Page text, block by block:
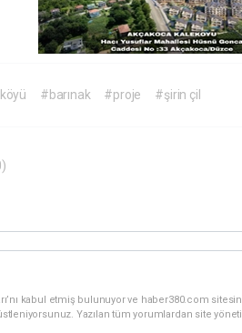
#barınak #proje #şirin çil
kabul etmiş bulunuyor ve haber380.com
Yazılan tüm yorumlardan site